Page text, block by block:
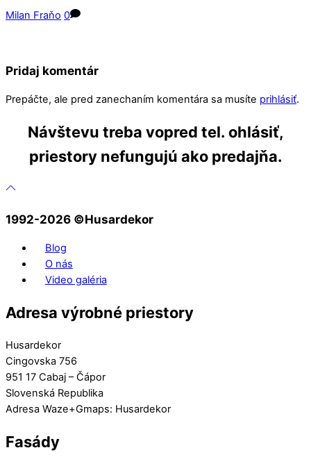
Milan Fraňo 0
Pridaj komentár
Prepáčte, ale pred zanechaním komentára sa musíte prihlásiť.
Návštevu treba vopred tel. ohlásiť,
priestory nefungujú ako predajňa.
1992-2026 ©️Husardekor
Blog
O nás
Video galéria
Adresa výrobné priestory
Husardekor
Cingovska 756
951 17 Cabaj – Čápor
Slovenská Republika
Adresa Waze+Gmaps: Husardekor
Fasády